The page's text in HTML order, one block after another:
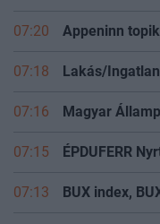
07:20 Appeninn topik
07:18 Lakás/
07:16 Magyar
07:15 ÉPDUFERR
07:13 BUX index,